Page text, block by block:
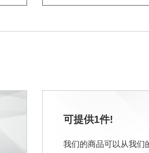
可提供1件!
我们的商品可以从我们